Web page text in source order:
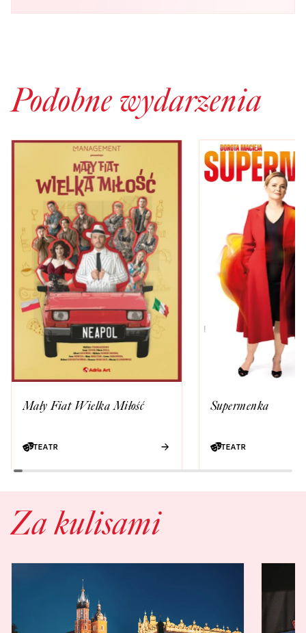
Podobne wydarzenia
Mały Fiat Wielka Miłość
TEATR
Supermenka
TEATR
Za kulisami